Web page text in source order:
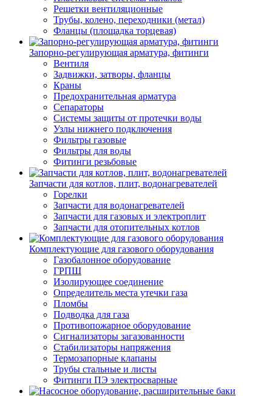
Решетки вентиляционные
Трубы, колено, переходники (метал)
Фланцы (площадка торцевая)
Запорно-регулирующая арматура, фитинги
Вентиля
Задвижки, затворы, фланцы
Краны
Предохранительная арматура
Сепараторы
Системы защиты от протечки воды
Узлы нижнего подключения
Фильтры газовые
Фильтры для воды
Фитинги резьбовые
Запчасти для котлов, плит, водонагревателей
Горелки
Запчасти для водонагревателей
Запчасти для газовых и электроплит
Запчасти для отопительных котлов
Комплектующие для газового оборудования
Газобалонное оборудование
ГРПШ
Изолирующее соединение
Определитель места утечки газа
Пломбы
Подводка для газа
Противопожарное оборудование
Сигнализаторы загазованности
Стабилизаторы напряжения
Термозапорные клапаны
Трубы стальные и листы
Фитинги ПЭ электросварные